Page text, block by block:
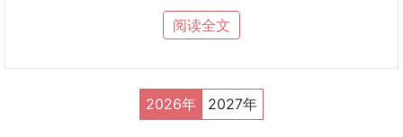
：在黄历中，某些日子被标记为适宜畋猎的吉日。这些日
子往往基于天干地支、五行相生相克等理论来确定，被认为有助于
季节性指导：不同季节适合畋猎的时间也有所不同。春季万物复
苏，动物开始活跃；夏季草木茂盛，便于隐蔽追踪；秋季丰收后，
是储备食物的好时机；冬季则因食物短缺，动物更为集中。
阅读全文
2026年 2027年